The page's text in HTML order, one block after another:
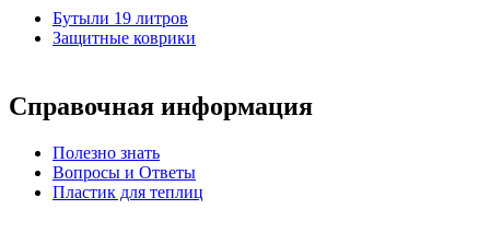
Бутыли 19 литров
Защитные коврики
Справочная информация
Полезно знать
Вопросы и Ответы
Пластик для теплиц